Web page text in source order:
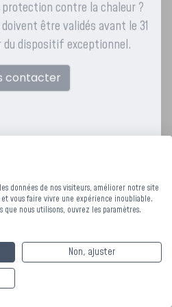
MEDIANO -
et praticité avec une
protection contre la chaleur ?
être validés avant le 31
du dispositif exceptionnel.
contacter
données de nos visiteurs, améliorer notre site
vous faire vivre une expérience inoubliable.
que nous utilisons, ouvrez les paramètres.
Non, ajuster